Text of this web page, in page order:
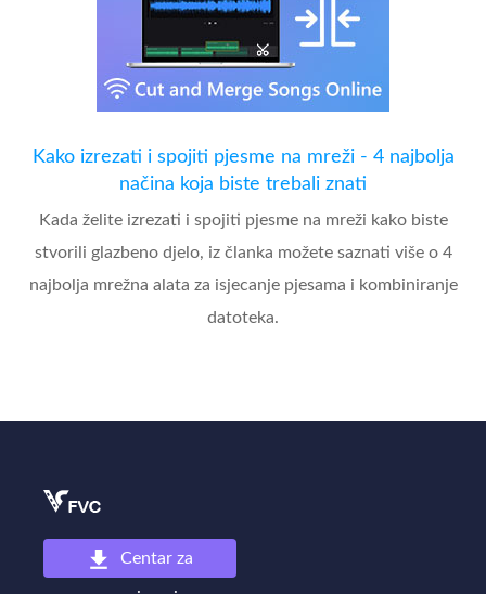
Kako izrezati i spojiti pjesme na mreži - 4 najbolja
načina koja biste trebali znati
Kada želite izrezati i spojiti pjesme na mreži kako biste
stvorili glazbeno djelo, iz članka možete saznati više o 4
najbolja mrežna alata za isjecanje pjesama i kombiniranje
datoteka.
Centar za